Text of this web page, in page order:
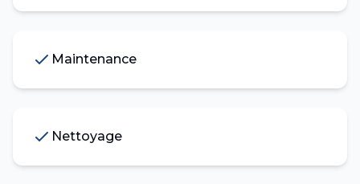
Maintenance
Nettoyage